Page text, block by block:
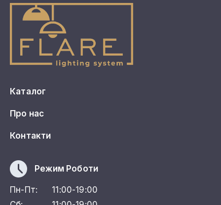
Каталог
Про нас
Контакти
Режим Роботи
Пн-Пт:
11:00-19:00